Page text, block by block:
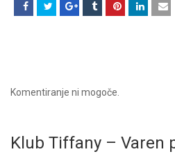
Komentiranje ni mogoče.
Klub Tiffany – Varen